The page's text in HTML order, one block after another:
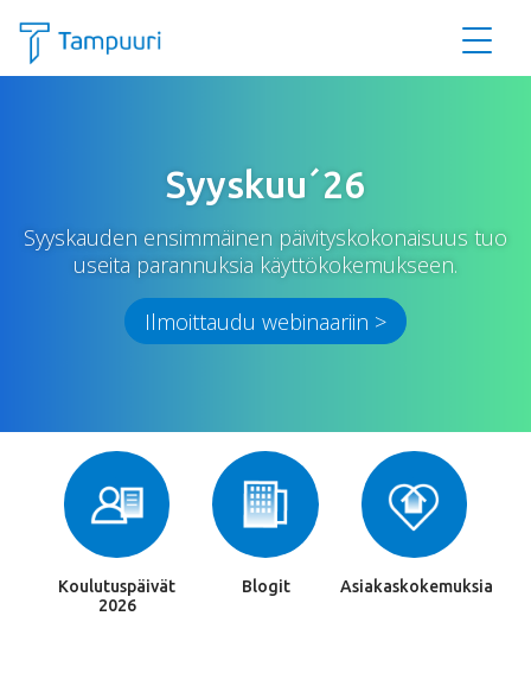
Syyskuu´26
Syyskauden ensimmäinen päivityskokonaisuus tuo
useita parannuksia käyttökokemukseen.
Ilmoittaudu webinaariin >
Koulutuspäivät
2026
Blogit Asiakaskokemuksia